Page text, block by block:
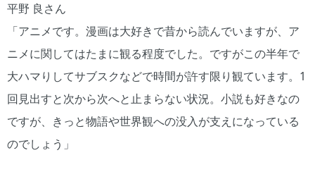
平野 良さん
「アニメです。漫画は大好きで昔から読んでいますが、ア
ニメに関してはたまに観る程度でした。ですがこの半年で
大ハマりしてサブスクなどで時間が許す限り観ています。1
回見出すと次から次へと止まらない状況。小説も好きなの
ですが、きっと物語や世界観への没入が支えになっている
のでしょう」